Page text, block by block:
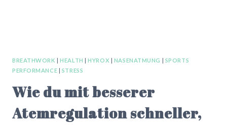
BREATHWORK |HEALTH |HYROX NASENATMUNG
SPORTS
PERFORMANCE
STRESS
Wie du mit besserer
Atemregulation schneller,